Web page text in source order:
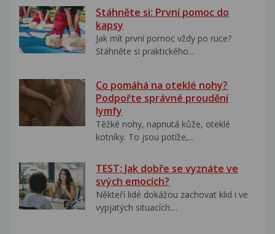
Stáhněte si: První pomoc do
kapsy
Jak mít první pomoc vždy po ruce?
Stáhněte si praktického...
Co pomáhá na oteklé nohy?
Podpořte správné proudění
lymfy
Těžké nohy, napnutá kůže, oteklé
kotníky. To jsou potíže,...
TEST: Jak dobře se vyznáte ve
svých emocích?
Někteří lidé dokážou zachovat klid i ve
vypjatých situacích....